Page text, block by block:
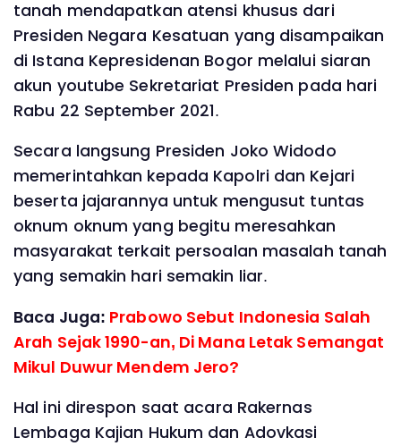
tanah mendapatkan atensi khusus dari
Presiden Negara Kesatuan yang disampaikan
di Istana Kepresidenan Bogor melalui siaran
akun youtube Sekretariat Presiden pada hari
Rabu 22 September 2021.
Secara langsung Presiden Joko Widodo
memerintahkan kepada Kapolri dan Kejari
beserta jajarannya untuk mengusut tuntas
oknum oknum yang begitu meresahkan
masyarakat terkait persoalan masalah tanah
yang semakin hari semakin liar.
Baca Juga: Prabowo Sebut Indonesia Salah
Arah Sejak 1990-an, Di Mana Letak Semangat
Mikul Duwur Mendem Jero?
Hal ini direspon saat acara Rakernas
Lembaga Kajian Hukum dan Adovkasi